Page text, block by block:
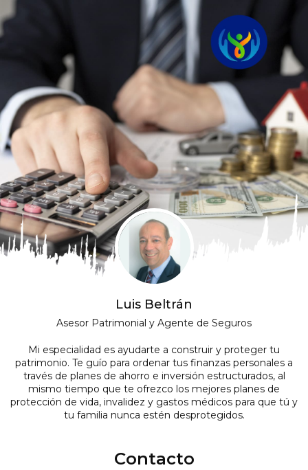
Luis Beltrán
Asesor Patrimonial y Agente de Seguros
Mi especialidad es ayudarte a construir y proteger tu
patrimonio. Te guío para ordenar tus finanzas personales a
través de planes de ahorro e inversión estructurados, al
mismo tiempo que te ofrezco los mejores planes de
protección de vida, invalidez y gastos médicos para que tú y
tu familia nunca estén desprotegidos.
Contacto